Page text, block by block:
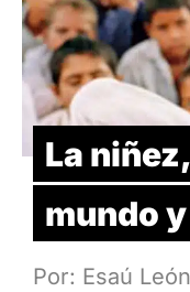
La
mundo
Por: Esaú León